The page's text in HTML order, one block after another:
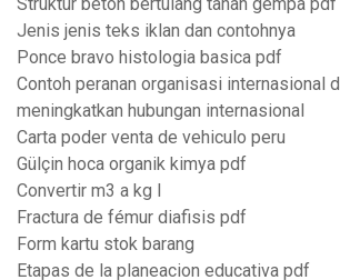
Struktur beton bertulang tahan gempa pdf
Jenis jenis teks iklan dan contohnya
Ponce bravo histologia basica pdf
Contoh peranan organisasi internasional
meningkatkan hubungan internasional
Carta poder venta de vehiculo peru
Gülçin hoca organik kimya pdf
Convertir m3 a kg l
Fractura de fémur diafisis pdf
Form kartu stok barang
Etapas de la planeacion educativa pdf